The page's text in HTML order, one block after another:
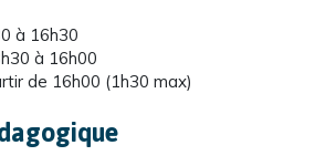
à 16h30
à 16h00
de 16h00 (1h30 max)